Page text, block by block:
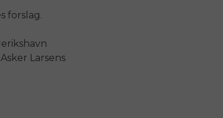
forslag.
Larsens